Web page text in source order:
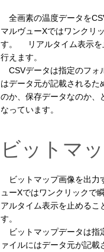
全画素の温度データを
マルヴューXではワンクリ
す。 リアルタイム表示を
行えます。
CSVデータは指定のフ
はデータ元が記載されるた
のか、保存データなのか、
なっています。
ビットマ
ビットマップ画像を出
ューXではワンクリック
アルタイム表示を止めるこ
す。
ビットマップデータは
ァイルにはデータ元が記